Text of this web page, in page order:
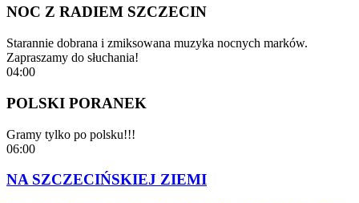
NOC Z RADIEM SZCZECIN
Starannie dobrana i zmiksowana muzyka nocnych marków.
Zapraszamy do słuchania!
04:00
POLSKI PORANEK
Gramy tylko po polsku!!!
06:00
NA SZCZECIŃSKIEJ ZIEMI